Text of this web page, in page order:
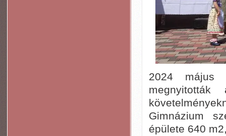
2024 május
Gimnázium
épülete 640